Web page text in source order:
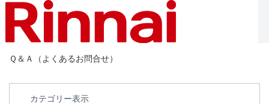
Ｑ＆Ａ（よくあるお問合せ）
カテゴリー表示